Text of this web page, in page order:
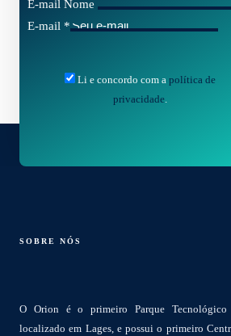
E-mail Nome
E-mail *
Li e concordo com a política de
privacidade
SOBRE NÓS
O Orion é o primeiro Parque Tecnológico
localizado em Lages, e possui o primeiro